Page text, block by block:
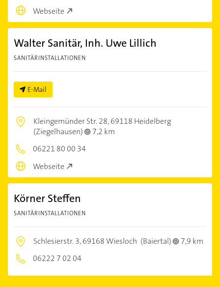
Webseite
Walter Sanitär, Inh. Uwe Lillich
SANITÄRINSTALLATIONEN
E-Mail
Kleingemünder Str. 28,69118 Heidelberg
(Ziegelhausen)
7,2 km
06221 80 00 34
Webseite
Körner Steffen
SANITÄRINSTALLATIONEN
Schlesierstr. 3,69168 Wiesloch (Baiertal)
7,9 km
06222 7 02 04